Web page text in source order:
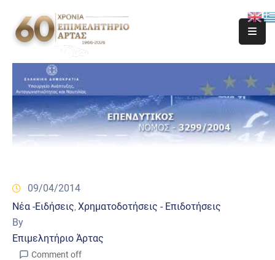
09/04/2014
Νέα -Ειδήσεις‚ Χρηματοδοτήσεις - Επιδοτήσεις
By
Επιμελητήριο Άρτας
Comment off